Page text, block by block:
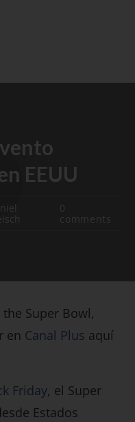
EEUU
0
comments
Super Bowl,
en Canal Plus aquí
Friday, el Super
Estados